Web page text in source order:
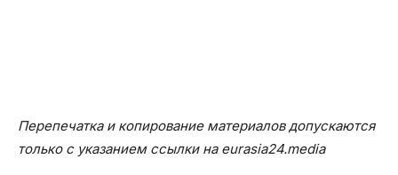
Перепечатка и копирование материалов допускаются
только с указанием ссылки на eurasia24.media